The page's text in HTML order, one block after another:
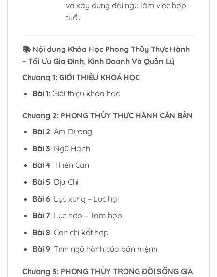
và xây dựng đội ngũ làm việc hợp
tuổi.
📚 Nội dung Khóa Học Phong Thủy Thực Hành
– Tối Ưu Gia Đình, Kinh Doanh Và Quản Lý
Chương 1: GIỚI THIỆU KHOÁ HỌC
Bài 1: Giới thiệu khóa học
Chương 2: PHONG THỦY THỰC HÀNH CĂN BẢN
Bài 2: Âm Dương
Bài 3: Ngũ Hành
Bài 4: Thiên Can
Bài 5: Địa Chi
Bài 6: Lục xung – Lục hại
Bài 7: Lục hợp – Tam hợp
Bài 8: Can chi kết hợp
Bài 9: Tính ngũ hành của bản mệnh
Chương 3: PHONG THỦY TRONG ĐỜI SỐNG GIA